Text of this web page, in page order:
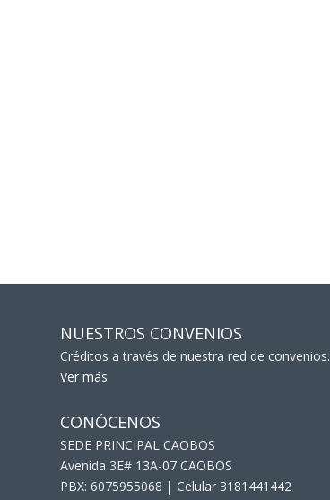
NUESTROS CONVENIOS
Créditos a través de nuestra red de convenios.
Ver más
CONÓCENOS
SEDE PRINCIPAL CAOBOS
Avenida 3E# 13A-07 CAOBOS
PBX: 6075955068 | Celular 3181441442